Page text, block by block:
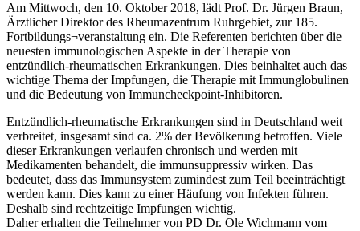
Am Mittwoch, den 10. Oktober 2018, lädt Prof. Dr. Jürgen Braun,
Ärztlicher Direktor des Rheumazentrum Ruhrgebiet, zur 185.
Fortbildungs¬veranstaltung ein. Die Referenten berichten über die
neuesten immunologischen Aspekte in der Therapie von
entzündlich-rheumatischen Erkrankungen. Dies beinhaltet auch das
wichtige Thema der Impfungen, die Therapie mit Immunglobulinen
und die Bedeutung von Immuncheckpoint-Inhibitoren.
Entzündlich-rheumatische Erkrankungen sind in Deutschland weit
verbreitet, insgesamt sind ca. 2% der Bevölkerung betroffen. Viele
dieser Erkrankungen verlaufen chronisch und werden mit
Medikamenten behandelt, die immunsuppressiv wirken. Das
bedeutet, dass das Immunsystem zumindest zum Teil beeinträchtigt
werden kann. Dies kann zu einer Häufung von Infekten führen.
Deshalb sind rechtzeitige Impfungen wichtig.
Daher erhalten die Teilnehmer von PD Dr. Ole Wichmann vom